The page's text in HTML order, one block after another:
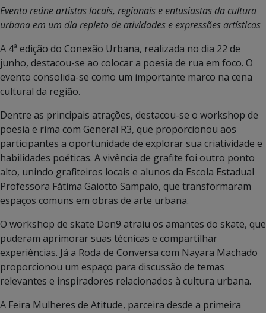
Evento reúne artistas locais, regionais e entusiastas da cultura
urbana em um dia repleto de atividades e expressões artísticas
A 4ª edição do Conexão Urbana, realizada no dia 22 de
junho, destacou-se ao colocar a poesia de rua em foco. O
evento consolida-se como um importante marco na cena
cultural da região.
Dentre as principais atrações, destacou-se o workshop de
poesia e rima com General R3, que proporcionou aos
participantes a oportunidade de explorar sua criatividade e
habilidades poéticas. A vivência de grafite foi outro ponto
alto, unindo grafiteiros locais e alunos da Escola Estadual
Professora Fátima Gaiotto Sampaio, que transformaram
espaços comuns em obras de arte urbana.
O workshop de skate Don9 atraiu os amantes do skate, que
puderam aprimorar suas técnicas e compartilhar
experiências. Já a Roda de Conversa com Nayara Machado
proporcionou um espaço para discussão de temas
relevantes e inspiradores relacionados à cultura urbana.
A Feira Mulheres de Atitude, parceira desde a primeira